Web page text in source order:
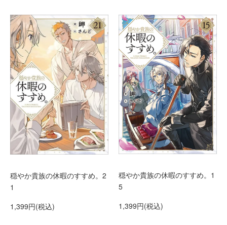
穏やか貴族の休暇のすすめ。2
1
1,399円(税込)
穏やか貴族の休暇のすすめ。1
5
1,399円(税込)